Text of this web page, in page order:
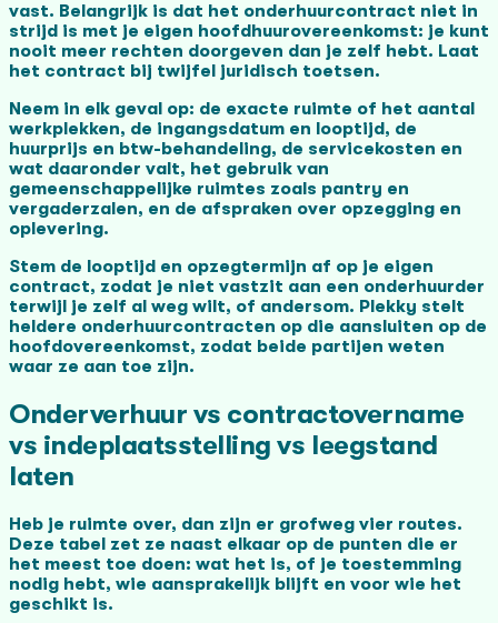
vast. Belangrijk is dat het onderhuurcontract niet in
strijd is met je eigen hoofdhuurovereenkomst: je kunt
nooit meer rechten doorgeven dan je zelf hebt. Laat
het contract bij twijfel juridisch toetsen.
Neem in elk geval op: de exacte ruimte of het aantal
werkplekken, de ingangsdatum en looptijd, de
huurprijs en btw-behandeling, de servicekosten en
wat daaronder valt, het gebruik van
gemeenschappelijke ruimtes zoals pantry en
vergaderzalen, en de afspraken over opzegging en
oplevering.
Stem de looptijd en opzegtermijn af op je eigen
contract, zodat je niet vastzit aan een onderhuurder
terwijl je zelf al weg wilt, of andersom. Plekky stelt
heldere onderhuurcontracten op die aansluiten op de
hoofdovereenkomst, zodat beide partijen weten
waar ze aan toe zijn.
Onderverhuur vs contractovername
vs indeplaatsstelling vs leegstand
laten
Heb je ruimte over, dan zijn er grofweg vier routes.
Deze tabel zet ze naast elkaar op de punten die er
het meest toe doen: wat het is, of je toestemming
nodig hebt, wie aansprakelijk blijft en voor wie het
geschikt is.